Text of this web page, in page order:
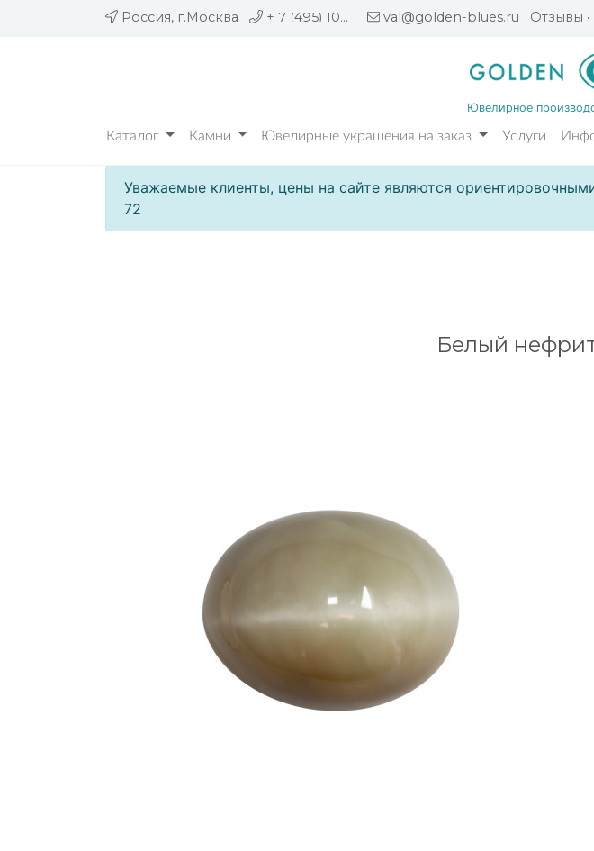
Россия, г.Москва + 7 (495) 109 05 72 val@golden-blues.ru Отзывы •
Ювелирное
Каталог Камни Ювелирные украшения на заказ Услуги
Уважаемые клиенты, цены на сайте являются
72
Белый